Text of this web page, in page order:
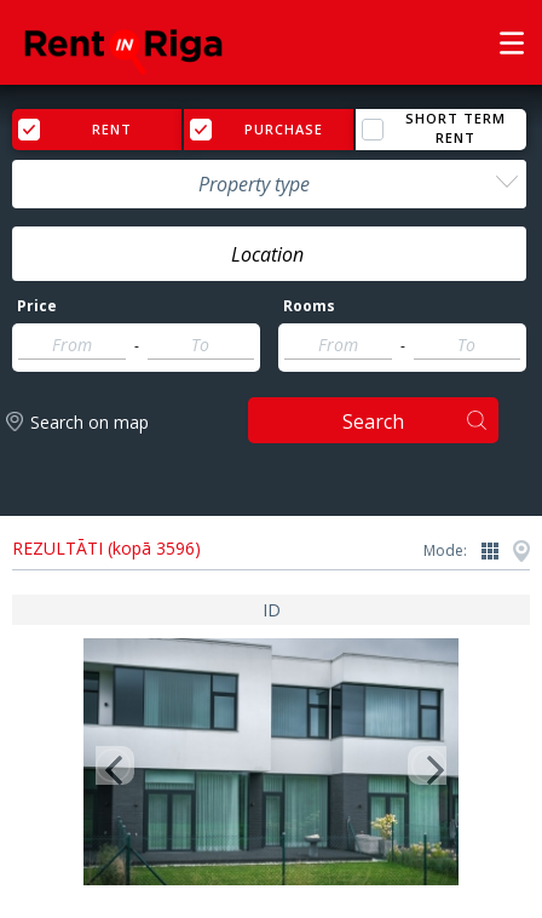
RENT PURCHASE
SHORT TERM
RENT
Property type
Price
-
Rooms
-
Search on map Search
REZULTĀTI (kopā 3596) Mode:
ID